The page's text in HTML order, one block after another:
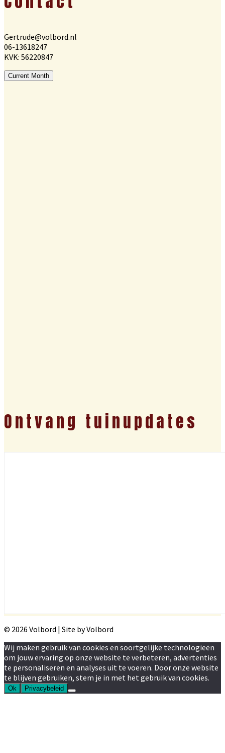
Gertrude@volbord.nl
06-13618247
KVK: 56220847
Current Month
Ontvang tuinupdates
© 2026 Volbord | Site by Volbord
Wij maken gebruik van cookies en soortgelijke technologieën
om jouw ervaring op onze website te verbeteren, advertenties
te personaliseren en analyses uit te voeren. Door onze website
te blijven gebruiken, stem je in met het gebruik van cookies.
Ok Privacybeleid